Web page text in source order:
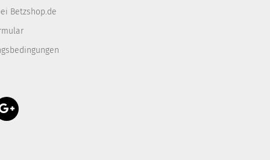
Betzshop.de